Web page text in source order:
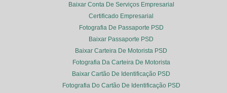
Baixar Conta De Serviços Empresarial
Certificado Empresarial
Fotografia De Passaporte PSD
Baixar Passaporte PSD
Baixar Carteira De Motorista PSD
Fotografia Da Carteira De Motorista
Baixar Cartão De Identificação PSD
Fotografia Do Cartão De Identificação PSD